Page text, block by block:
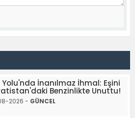
Yolu'nda İnanılmaz İhmal: Eşini
Benzinlikte Unuttu!
2026 - GÜNCEL